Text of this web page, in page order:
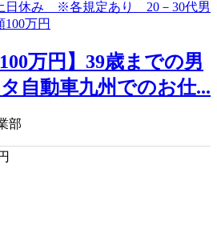
万円】39歳までの男
自動車九州でのお仕...
部